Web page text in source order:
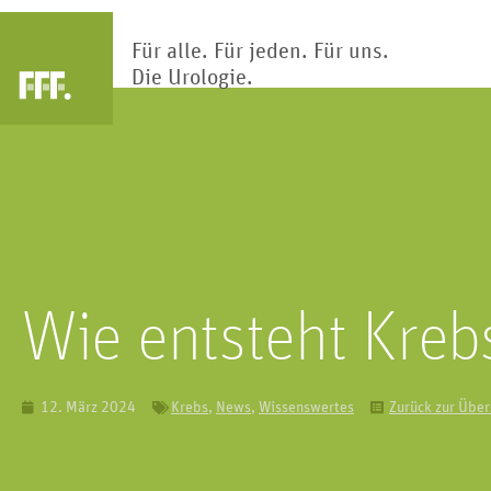
Für alle. Für jeden. Für uns.
Die Urologie.
Wie entsteht
12. März 2024 Krebs, News, Wissenswertes Zurück zur